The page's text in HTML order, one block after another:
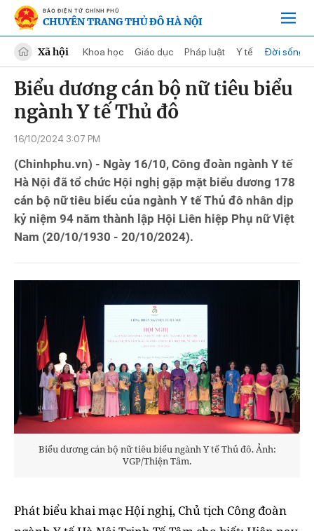
BÁO ĐIỆN TỬ CHÍNH PHỦ
CHUYÊN TRANG THỦ ĐÔ HÀ NỘI
Xã hội Khoa học Giáo dục Pháp luật Y tế Đời sống
Biểu dương cán bộ nữ tiêu biểu
ngành Y tế Thủ đô
16/10/2024 3:07 PM
(Chinhphu.vn) - Ngày 16/10, Công đoàn ngành Y tế
Hà Nội đã tổ chức Hội nghị gặp mặt biểu dương 178
cán bộ nữ tiêu biểu của ngành Y tế Thủ đô nhân dịp
kỷ niệm 94 năm thành lập Hội Liên hiệp Phụ nữ Việt
Nam (20/10/1930 - 20/10/2024).
Biểu dương cán bộ nữ tiêu biểu ngành Y tế Thủ đô. Ảnh:
VGP/Thiện Tâm.
Phát biểu khai mạc Hội nghị, Chủ tịch Công đoàn